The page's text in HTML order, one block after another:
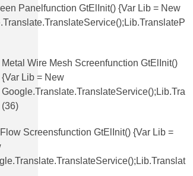
Panelfunction GtElInit() {var Lib = New
Metal Wire Mesh Screenfunction GtElInit()
{var Lib = New
Google.translate.TranslateService();lib.tra
(36)
Screensfunction GtElInit() {var Lib =